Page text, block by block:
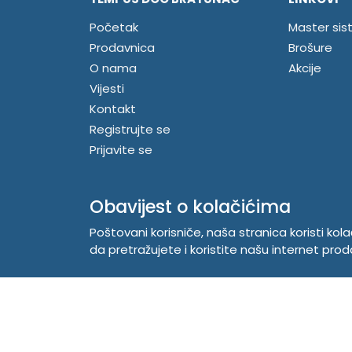
Početak
Prodavnica
O nama
Vijesti
Kontakt
Registrujte se
Prijavite se
Master
Brošure
Akcije
Obavijest o kolačićima
Poštovani korisniče, naša stranica koristi
da pretražujete i koristite našu internet